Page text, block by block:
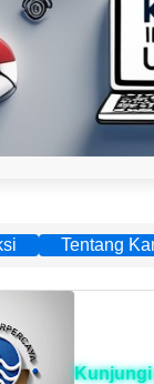
Tentang
Kunjungi juga